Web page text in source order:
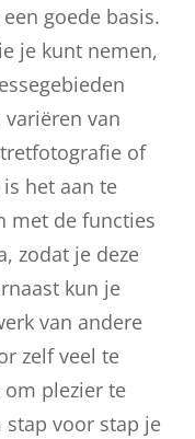
goede basis.
je kunt nemen,
van
of
het aan te
met de functies
zodat je deze
kun je
van andere
zelf veel te
plezier te
voor stap je